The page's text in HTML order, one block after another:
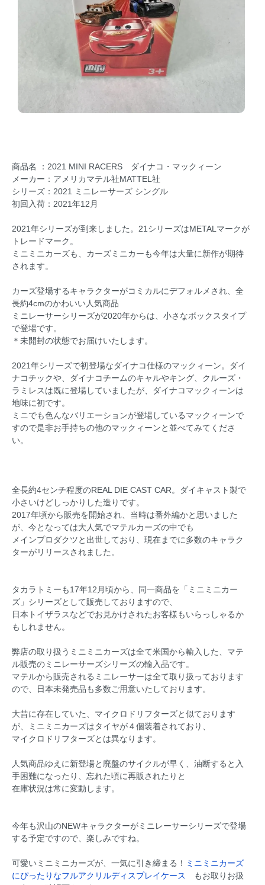
商品名 ：2021 MINI RACERS ダイナコ・マックィーン
メーカー：アメリカマテル社MATTEL社
シリーズ：2021 ミニレーサーズ シングル
初回入荷：2021年12月
2021年シリーズが到来しました。21シリーズはMETALマークが
トレードマーク。
ミニミニカーズも、カーズミニカーも今年は大量に新作が期待
されます。
カーズ登場するキャラクターがコミカルにデフォルメされ、全
長約4cmのかわいい人気商品
ミニレーサーシリーズが2020年からは、小さなボックスタイプ
で登場です。
＊未開封の状態でお届けいたします。
2021年シリーズで初登場なダイナコ仕様のマックィーン。ダイ
ナコチックや、ダイナコチームのキャルやキング、クルーズ・
ラミレスは既に登場していましたが、ダイナコマックィーンは
地味に初です。
ミニでも色んなバリエーションが登場しているマックィーンで
すので是非お手持ちの他のマックィーンと並べてみてくださ
い。
全長約4センチ程度のREAL DIE CAST CAR。ダイキャスト製で
小さいけどしっかりした造りです。
2017年頃から販売を開始され、当時は番外編かと思いました
が、今となっては大人気でマテルカーズの中でも
メインプロダクツと出世しており、現在までに多数のキャラク
ターがリリースされました。
タカラトミーも17年12月頃から、同一商品を「ミニミニカー
ズ」シリーズとして販売しておりますので、
日本トイザラスなどでお見かけされたお客様もいらっしゃるか
もしれません。
弊店の取り扱うミニミニカーズは全て米国から輸入した、マテ
ル販売のミニレーサーズシリーズの輸入品です。
マテルから販売されるミニレーサーは全て取り扱っております
ので、日本未発売品も多数ご用意いたしております。
大昔に存在していた、マイクロドリフターズと似ております
が、ミニミニカーズはタイヤが４個装着されており、
マイクロドリフターズとは異なります。
人気商品ゆえに新登場と廃盤のサイクルが早く、油断すると入
手困難になったり、忘れた頃に再販されたりと
在庫状況は常に変動します。
今年も沢山のNEWキャラクターがミニレーサーシリーズで登場
する予定ですので、楽しみですね。
可愛いミニミニカーズが、一気に引き締まる！ ミニミニカーズ
にぴったりなフルアクリルディスプレイケース
もお取りお扱